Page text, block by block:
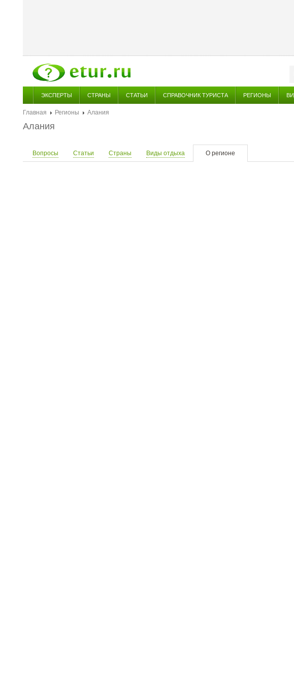
ЭКСПЕРТЫ СТРАНЫ СТАТЬИ СПРАВОЧНИК ТУРИСТА РЕГИОНЫ
Главная Регионы
Алания
Алания
Вопросы Статьи Страны Виды отдыха О регионе